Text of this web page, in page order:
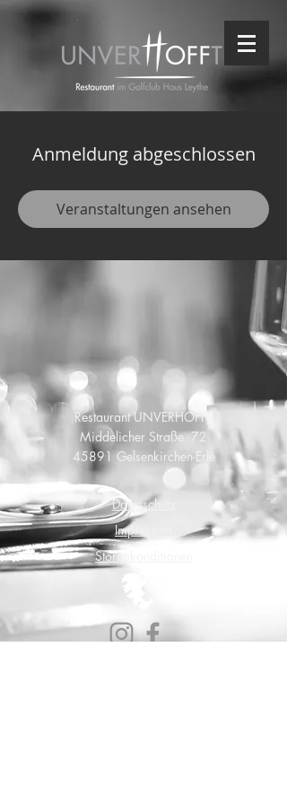
Anmeldung abgeschlossen
Veranstaltungen ansehen
Restaurant UNVERHOFFT
Middelicher Straße 72
45891 Gelsenkirchen-Erle
Datenschutz
Impressum
Stornokonditionen